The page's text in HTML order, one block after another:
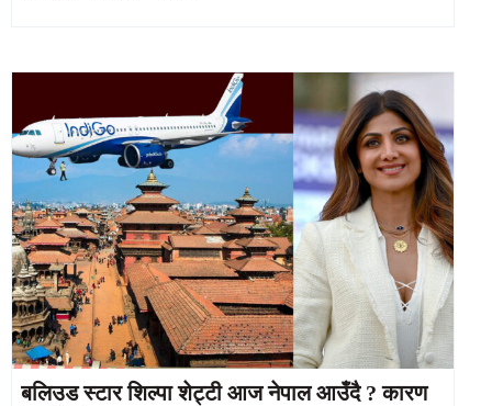
बलिउड स्टार शिल्पा शेट्टी आज नेपाल आउँदै ? कारण